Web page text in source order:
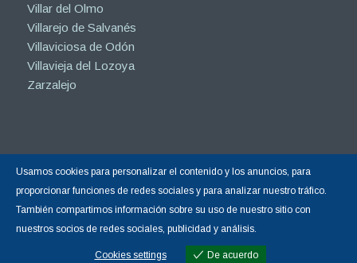
Villar del Olmo
Villarejo de Salvanés
Villaviciosa de Odón
Villavieja del Lozoya
Zarzalejo
Copyright © 2015-2026 |Hormigón Impreso Madrid| Todos los derechos
reservados.
Sitio web gestionado por CalinDiseño Web y Posicionamiento SEO
☝ nº1 en Google España
Usamos cookies para personalizar el contenido y los anuncios, para
proporcionar funciones de redes sociales y para analizar nuestro tráfico.
También compartimos información sobre su uso de nuestro sitio con
nuestros socios de redes sociales, publicidad y análisis.
Cookies settings De acuerdo